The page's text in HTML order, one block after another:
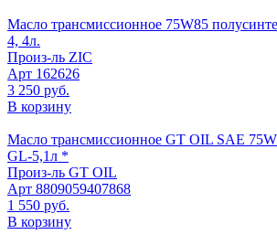
Масло трансмиссионное 75W85
4, 4л.
Произ-ль ZIC
Арт 162626
3 250 руб.
В корзину
Масло трансмиссионное GT OIL SAE
GL-5,1л *
Произ-ль GT OIL
Арт 8809059407868
1 550 руб.
В корзину